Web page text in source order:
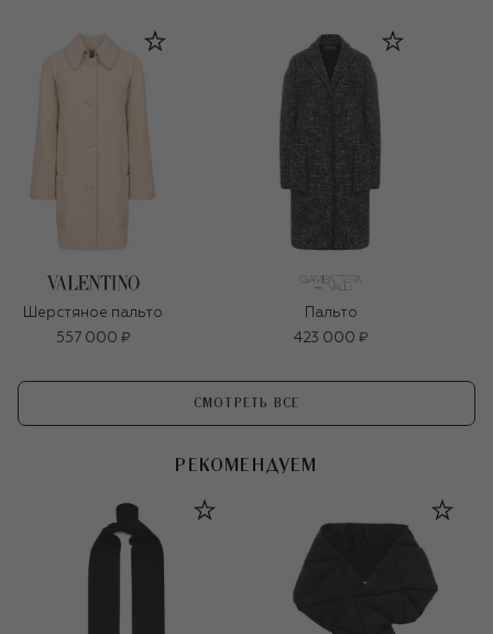
Шерстяное пальто
557 000 ₽
Пальто
423 000 ₽
СМОТРЕТЬ ВСЕ
РЕКОМЕНДУЕМ